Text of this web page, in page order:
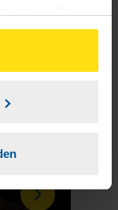
klicken,
gemäß